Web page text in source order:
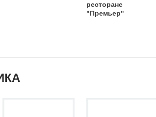
ресторане
"Премьер"